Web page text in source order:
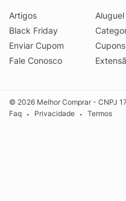
Artigos
Black Friday
Enviar Cupom
Fale Conosco
Cupons
© 2026 Melhor Comprar - CNPJ
Faq
• Privacidade • Termos